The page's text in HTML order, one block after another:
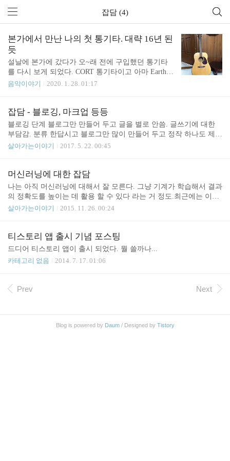
잡담 (4)
본가에서 만난 나의 첫 통기타. 대략 16년 된
듯
설날에 본가에 갔다가 오~래 전에 구입했던 통기타
를 다시 보게 되었다. CORT 통기타이고 아마 Earth 1
00 NS 가 아닐까 싶은데 모델명은 다음기회에 다시
같다. 어쩌다 통기타를 사게 되었고 거기서 잠깐 통
기타를 배웠었다. 대구 동성로쪽이었던거 같은데 가
게는 1층이고 2층에서 수업을 해 줬던거 같다. 그 당
시에도 디카 자주 들고 다녔던 시기니 옛날 사진 뒤
져 보면 뭔가 나오지 않을까 싶다. 아무튼 조금 연습
후일거 같다. 대학교 휴학하고 회사 잠깐 다니던 시
기에 일에 쩔어 살다가 인간답게(?) 살고자 생각하면
서 청소년문화강좌수업을 듣게 된 시기가 있다..
음악이야기 2020. 1. 28. 01:17
잡담 - 블로깅, 마크업 등등
블로깅 단계 블로그만 만들어 두고 글을 별로 안씀. 글쓰기에 대한
부담감. 분류 한답시고 블로그만 많이 만들어 두고 정작 하나도 제대
로 돌아가지 않음. 뭐라도 막 쓰자 단계 에버노트에 메모 해 뒀다가
s.google.com/spreadsheets/d/1e5rWtJYGt8x4_kqWa9-TZMdHdvlSrd_oh
KGAAAawUGE/edit?usp=sharing 아직은 아니지만 나중에 글의 서식
정립 - 그런데 여러 툴을 쓰다 보니 아직 통일을 이루기는 힘든 상태.
있음 공식 에디터는 불..
살아가는이야기 2017. 5. 22. 00:45
머신러닝에 대한 잡담
나는 아직 머신러닝에 대해서 잘 모른다. 그냥 기계가 학습해서 결과
의 정확도를 높이는 데 활용 할 수 있다 라는 거 정도.최근에는 이름
있는 IT 기업들에서 머신러닝 기술을 오픈소스로 풀고 있고 이미 머
무언가를 해야 될 것 같은 느낌이다. 내가 머신러닝에 대해서 처음
접했던 것은 대략 11년 전 인가? 20살 때인가 21살 때 인가 동아리 전
당시 머신러닝에 대해서는 들어본 적 없고 뉴럴 네트워크에 대해서
크(인공신경망)를 이용해서 구현 하고 ..
살아가는이야기 2015. 11. 26. 00:24
티스토리 앱 출시 기념 포스팅
드디어 티스토리 앱이 출시 되었다. 뭘 쓸까나...
카테고리 없음
2014. 7. 17. 01:06
Prev Next
Blog is powered by Daum/ Designed by Tistory